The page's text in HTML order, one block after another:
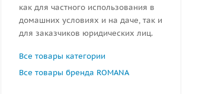
как для частного использования в
домашних условиях и на даче, так и
для заказчиков юридических лиц.
Все товары категории
Все товары бренда ROMANA